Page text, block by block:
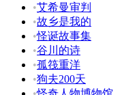
•艾希曼审判
•故乡是我的
•怪诞故事集
•谷川的诗
•孤筏重洋
•狗夫200天